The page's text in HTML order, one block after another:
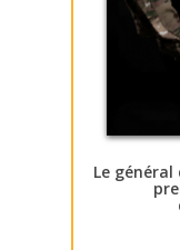
Le général